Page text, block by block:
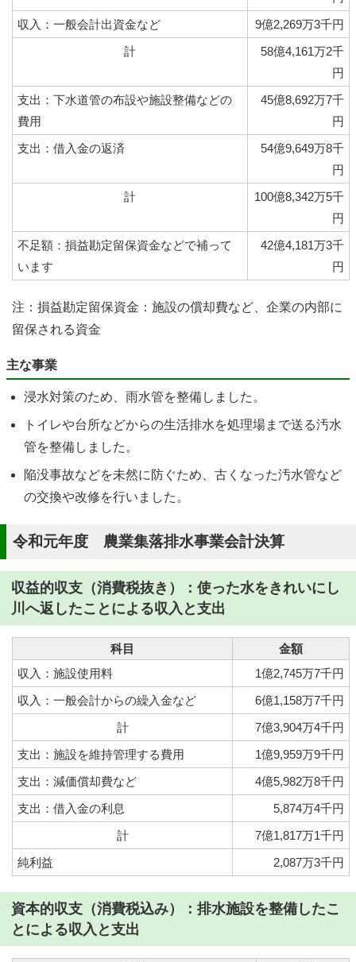
収入：一般会計出資金など
9億2,269万3千円
計
58億4,161万2千
円
支出：下水道管の布設や施設整備などの
費用
45億8,692万7千
円
支出：借入金の返済
54億9,649万8千
円
計
100億8,342万5千
円
不足額：損益勘定留保資金などで補って
います
42億4,181万3千
円
注：損益勘定留保資金：施設の償却費など、企業の内部に
留保される資金
主な事業
浸水対策のため、雨水管を整備しました。
トイレや台所などからの生活排水を処理場まで送る汚水
管を整備しました。
陥没事故などを未然に防ぐため、古くなった汚水管など
の交換や改修を行いました。
令和元年度 農業集落排水事業会計決算
収益的収支（消費税抜き）：使った水をきれいにし
川へ返したことによる収入と支出
科目
金額
収入：施設使用料
1億2,745万7千円
収入：一般会計からの繰入金など
6億1,158万7千円
計
7億3,904万4千円
支出：施設を維持管理する費用
1億9,959万9千円
支出：減価償却費など
4億5,982万8千円
支出：借入金の利息
5,874万4千円
計
7億1,817万1千円
純利益
2,087万3千円
資本的収支（消費税込み）：排水施設を整備したこ
とによる収入と支出